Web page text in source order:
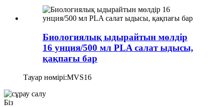
Биологиялық ыдырайтын мөлдір
16 унция/500 мл PLA салат ыдысы,
қақпағы бар
Тауар нөмірі:MVS16
Біз